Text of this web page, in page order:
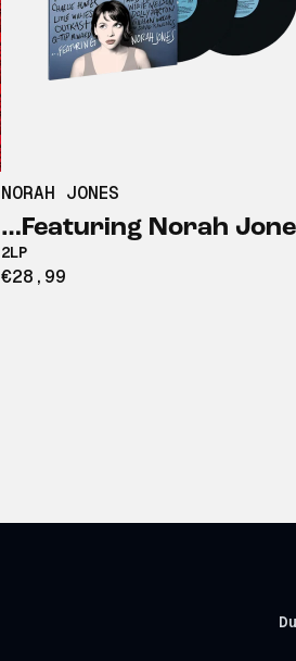
NORAH JONES
…Featuring Norah
2LP
€28,99